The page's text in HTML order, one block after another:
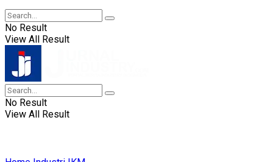
No Result
View All Result
No Result
View All Result